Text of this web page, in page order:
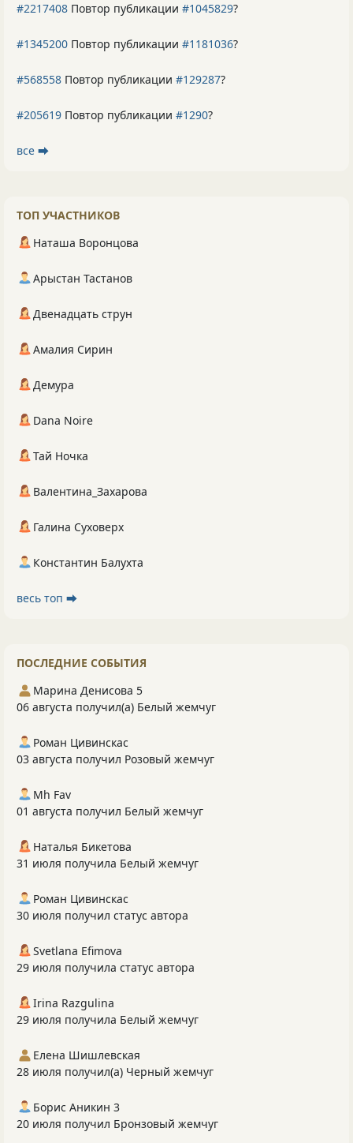
#2217408 Повтор публикации #1045829?
#1345200 Повтор публикации #1181036?
#568558 Повтор публикации #129287?
#205619 Повтор публикации #1290?
все ⮕
ТОП УЧАСТНИКОВ
Наташа Воронцова
Арыстан Тастанов
Двенадцать струн
Амалия Сирин
Демура
Dana Noire
Тай Ночка
Валентина_Захарова
Галина Суховерх
Константин Балухта
весь топ ⮕
ПОСЛЕДНИЕ СОБЫТИЯ
Марина Денисова 5
06 августа получил(а) Белый жемчуг
Роман Цивинскас
03 августа получил Розовый жемчуг
Mh Fav
01 августа получил Белый жемчуг
Наталья Бикетова
31 июля получила Белый жемчуг
Роман Цивинскас
30 июля получил статус автора
Svetlana Efimova
29 июля получила статус автора
Irina Razgulina
29 июля получила Белый жемчуг
Елена Шишлевская
28 июля получил(а) Черный жемчуг
Борис Аникин 3
20 июля получил Бронзовый жемчуг